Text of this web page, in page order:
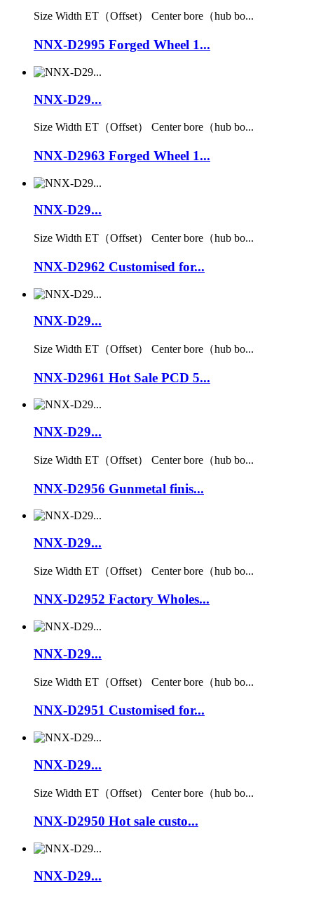
Size Width ET（Offset） Center bore（hub bo...
NNX-D2995 Forged Wheel 1...
NNX-D29...
Size Width ET（Offset） Center bore（hub bo...
NNX-D2963 Forged Wheel 1...
NNX-D29...
Size Width ET（Offset） Center bore（hub bo...
NNX-D2962 Customised for...
NNX-D29...
Size Width ET（Offset） Center bore（hub bo...
NNX-D2961 Hot Sale PCD 5...
NNX-D29...
Size Width ET（Offset） Center bore（hub bo...
NNX-D2956 Gunmetal finis...
NNX-D29...
Size Width ET（Offset） Center bore（hub bo...
NNX-D2952 Factory Wholes...
NNX-D29...
Size Width ET（Offset） Center bore（hub bo...
NNX-D2951 Customised for...
NNX-D29...
Size Width ET（Offset） Center bore（hub bo...
NNX-D2950 Hot sale custo...
NNX-D29...